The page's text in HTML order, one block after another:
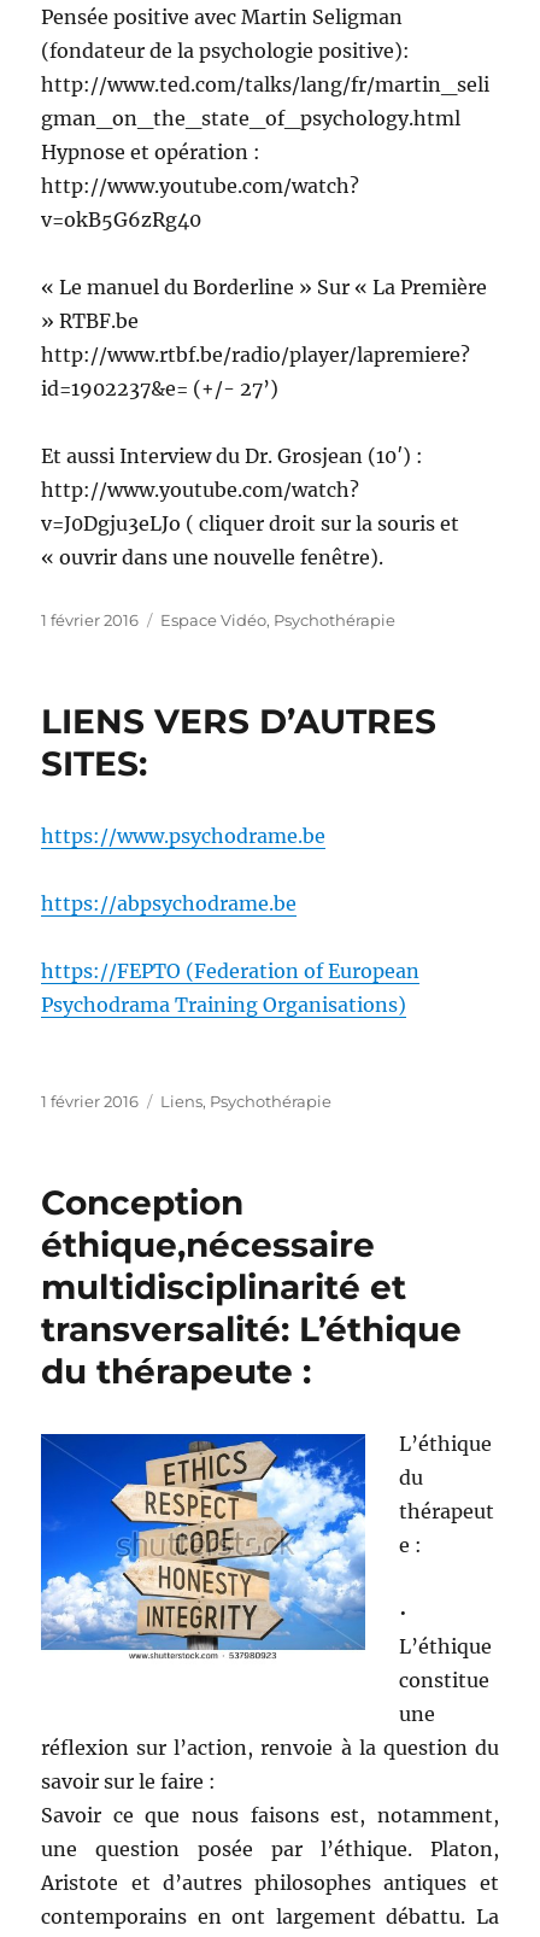
Pensée positive avec Martin Seligman
(fondateur de la psychologie positive):
http://www.ted.com/talks/lang/fr/martin_seli
gman_on_the_state_of_psychology.html
Hypnose et opération :
http://www.youtube.com/watch?
v=okB5G6zRg40
« Le manuel du Borderline » Sur « La Première
» RTBF.be
http://www.rtbf.be/radio/player/lapremiere?
id=1902237&e= (+/- 27’)
Et aussi Interview du Dr. Grosjean (10′) :
http://www.youtube.com/watch?
v=J0Dgju3eLJo ( cliquer droit sur la souris et
« ouvrir dans une nouvelle fenêtre).
Publié
1 février 2016 Catégories
Espace Vidéo, Psychothérapie
LIENS VERS D’AUTRES
SITES:
https://www.psychodrame.be
https://abpsychodrame.be
https://FEPTO (Federation of European
Psychodrama Training Organisations)
Publié
1 février 2016 Catégories
Liens, Psychothérapie
Conception
éthique,nécessaire
multidisciplinarité et
transversalité: L’éthique
du thérapeute :
L’éthique
du
thérapeut
e :
•
L’éthique
constitue
une
réflexion sur l’action, renvoie à la question du
savoir sur le faire :
Savoir ce que nous faisons est, notamment,
une question posée par l’éthique. Platon,
Aristote et d’autres philosophes antiques et
contemporains en ont largement débattu. La